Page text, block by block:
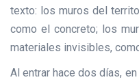
texto: los muros del
como el concreto; los
materiales invisibles,
Al entrar hace dos días,